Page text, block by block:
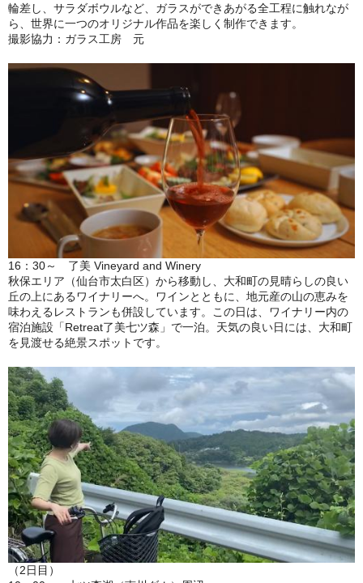
輪差し、サラダボウルなど、ガラスができあがる全工程に触れなが
ら、世界に一つのオリジナル作品を楽しく制作できます。
撮影協力：ガラス工房 元
16：30～ 了美 Vineyard and Winery
秋保エリア（仙台市太白区）から移動し、大和町の見晴らしの良い
丘の上にあるワイナリーへ。ワインとともに、地元産の山の恵みを
味わえるレストランも併設しています。この日は、ワイナリー内の
宿泊施設「Retreat了美七ツ森」で一泊。天気の良い日には、大和町
を見渡せる絶景スポットです。
（2日目）